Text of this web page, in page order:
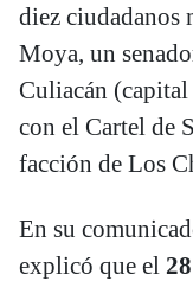
diez ciudadanos
Moya, un
Culiacán
con el Cartel de
facción de Los
En su
explicó que el